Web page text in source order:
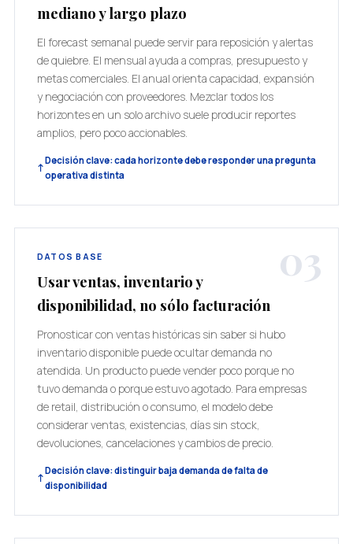
mediano y largo plazo
El forecast semanal puede servir para reposición y alertas
de quiebre. El mensual ayuda a compras, presupuesto y
metas comerciales. El anual orienta capacidad, expansión
y negociación con proveedores. Mezclar todos los
horizontes en un solo archivo suele producir reportes
amplios, pero poco accionables.
Decisión clave: cada horizonte debe responder una pregunta
operativa distinta
03
DATOS BASE
Usar ventas, inventario y
disponibilidad, no sólo facturación
Pronosticar con ventas históricas sin saber si hubo
inventario disponible puede ocultar demanda no
atendida. Un producto puede vender poco porque no
tuvo demanda o porque estuvo agotado. Para empresas
de retail, distribución o consumo, el modelo debe
considerar ventas, existencias, días sin stock,
devoluciones, cancelaciones y cambios de precio.
Decisión clave: distinguir baja demanda de falta de
disponibilidad